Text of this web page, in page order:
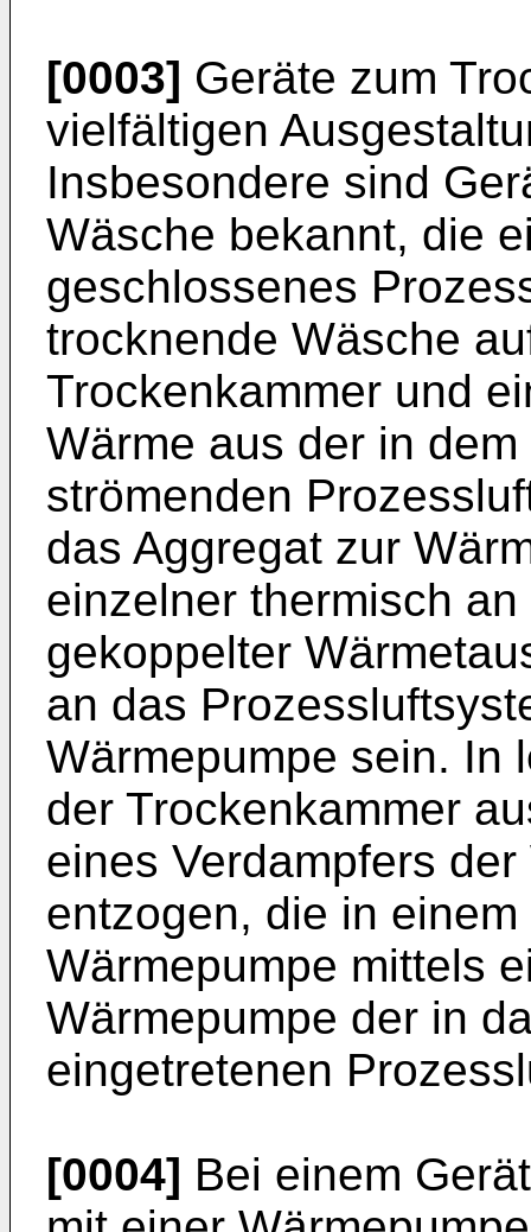
[0003] Geräte zum
vielfältigen
Insbesondere sind
Wäsche bekannt, die
geschlossenes
trocknende Wäsche
Trockenkammer und
Wärme aus der in
strömenden
das Aggregat zur
einzelner thermisch
gekoppelter
an das
Wärmepumpe sein. In
der Trockenkammer
eines Verdampfers
entzogen, die in
Wärmepumpe mittels
Wärmepumpe der in
eingetretenen
[0004] Bei einem